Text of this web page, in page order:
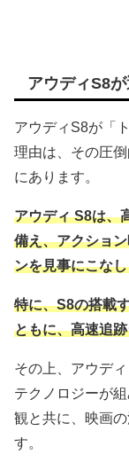
アウディS8
アウディS8が「
理由は、その圧
にあります。
アウディ S8は、
備え、アクショ
ンを見事にこな
特に、S8の搭載
ともに、高速追
その上、アウデ
テクノロジーが
観と共に、映画
す。